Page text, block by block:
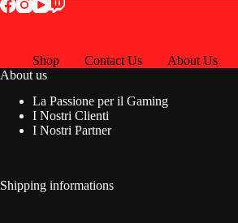
Shop Contact Us About Us
About us
La Passione per il Gaming
I Nostri Clienti
I Nostri Partner
Shipping informations